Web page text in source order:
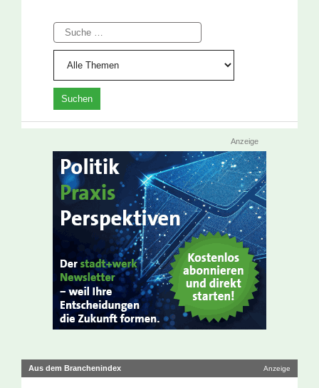
Suche
Anzeige
Aus dem Branchenindex Anzeige